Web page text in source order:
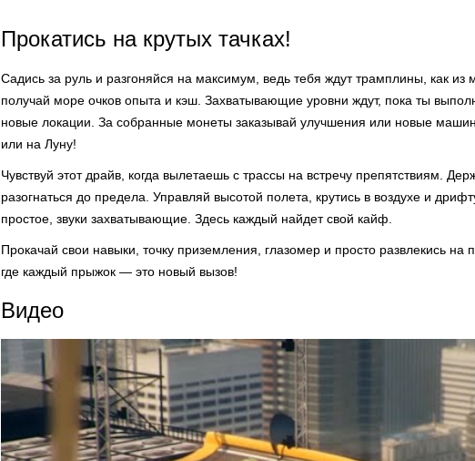
Прокатись на крутых тачках!
Садись за руль и разгоняйся на максимум, ведь тебя ждут трамплины, как из
получай море очков опыта и кэш. Захватывающие уровни ждут, пока ты
новые локации. За собранные монеты заказывай улучшения или новые
или на Луну!
Чувствуй этот драйв, когда вылетаешь с трассы на встречу препятствиям.
разогнаться до предела. Управляй высотой полета, крутись в воздухе и
простое, звуки захватывающие. Здесь каждый найдет свой кайф.
Прокачай свои навыки, точку приземления, глазомер и просто развлекись на
где каждый прыжок — это новый вызов!
Видео